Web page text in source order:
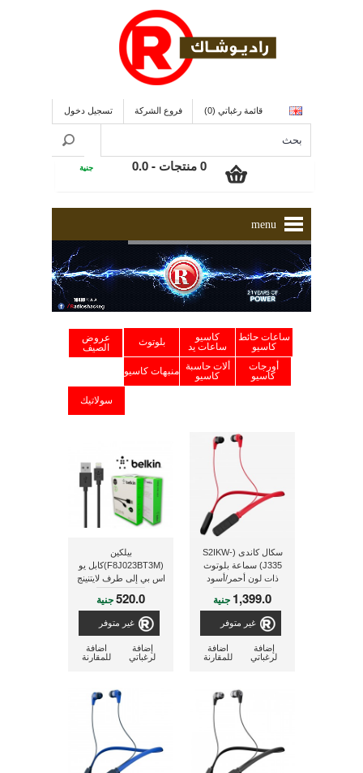
قائمة رغباتي (0) فروع الشركة تسجيل دخول
0 منتجات - 0.0 جنية
menu
عروض
الصيف
بلوتوث
كاسيو
ساعات يد
ساعات حائط
كاسيو
منبهات كاسيو ألات حاسبة
كاسيو
أورجات
كاسيو
سولاتيك
بيلكين
(F8J023BT3M)كابل يو
اس بي إلى طرف لايتنينج
بطول 3 متر, ذو لون
اسود
520.0جنية
غير متوفر
إضافة
لرغباتي
اضافة
للمقارنة
سكال كاندى (S2IKW-
J335) سماعة بلوتوث
ذات لون أحمر/أسود
1,399.0 جنية
غير متوفر
إضافة
لرغباتي
اضافة
للمقارنة